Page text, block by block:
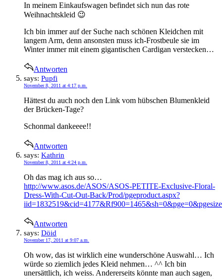
In meinem Einkaufswagen befindet sich nun das rote
Weihnachtskleid 😉
Ich bin immer auf der Suche nach schönen Kleidchen mit
langem Arm, denn ansonsten muss ich-Frostbeule sie im
Winter immer mit einem gigantischen Cardigan verstecken…
Antworten
says: Pupfi
November 8, 2011 at 4:17 p.m.
Hättest du auch noch den Link vom hübschen Blumenkleid
der Brücken-Tage?
Schonmal dankeeee!!
Antworten
says: Kathrin
November 8, 2011 at 4:24 p.m.
Oh das mag ich aus so…
http://www.asos.de/ASOS/ASOS-PETITE-Exclusive-Floral-
Dress-With-Cut-Out-Back/Prod/pgeproduct.aspx?
Antworten
says: Döid
November 17, 2011 at 9:07 a.m.
Oh wow, das ist wirklich eine wunderschöne Auswahl… Ich
würde so ziemlich jedes Kleid nehmen… ^^ Ich bin
unersättlich, ich weiss. Andererseits könnte man auch sagen,